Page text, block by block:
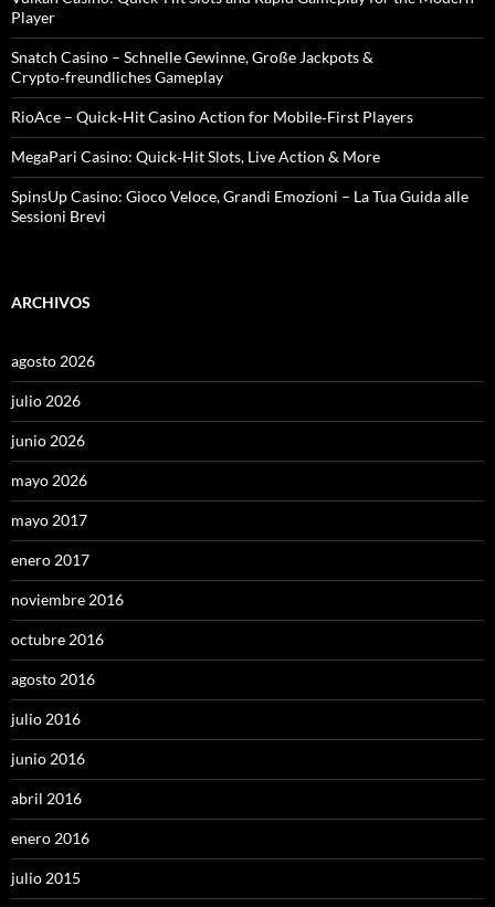
Player
Snatch Casino – Schnelle Gewinne, Große Jackpots &
Crypto‑freundliches Gameplay
RioAce – Quick‑Hit Casino Action for Mobile‑First Players
MegaPari Casino: Quick‑Hit Slots, Live Action & More
SpinsUp Casino: Gioco Veloce, Grandi Emozioni – La Tua Guida alle
Sessioni Brevi
ARCHIVOS
agosto 2026
julio 2026
junio 2026
mayo 2026
mayo 2017
enero 2017
noviembre 2016
octubre 2016
agosto 2016
julio 2016
junio 2016
abril 2016
enero 2016
julio 2015